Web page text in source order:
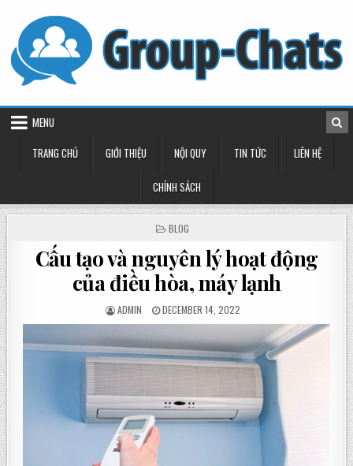
content
MENU
TRANG CHỦ
GIỚI THIỆU NỘI QUY TIN TỨC LIÊN HỆ
CHÍNH SÁCH
POSTED
BLOG
Cấu tạo và nguyên lý hoạt động
của điều hòa, máy lạnh
POSTED
BY
ADMIN
POSTED
ON
DECEMBER 14, 2022